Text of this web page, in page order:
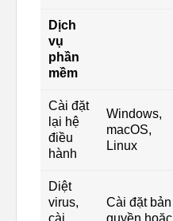
Dịch
vụ
phần
mềm
Cài đặt
lại hệ
điều
hành
Windows,
macOS,
Linux
Diệt
virus,
cài
Cài đặt bản
quyền hoặc